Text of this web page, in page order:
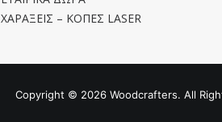
ΧΑΡΑΞΕΙΣ – ΚΟΠΕΣ LASER
Copyright © 2026 Woodcrafters. All